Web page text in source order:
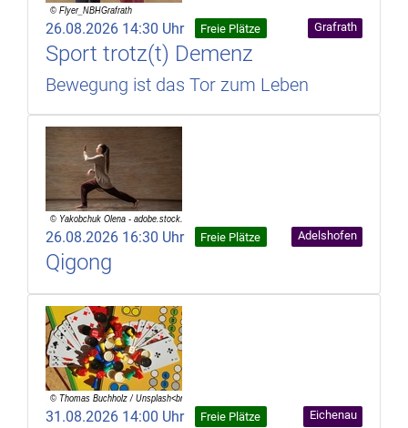
26.08.2026 14:30 Uhr Freie Plätze Grafrath
Sport trotz(t) Demenz
Bewegung ist das Tor zum Leben
26.08.2026 16:30 Uhr Freie Plätze Adelshofen
Qigong
31.08.2026 14:00 Uhr Freie Plätze Eichenau